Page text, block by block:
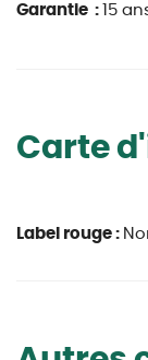
Garantie : 15
Carte
Label rouge :